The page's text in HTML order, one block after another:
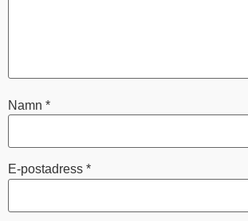
Namn *
E-postadress *